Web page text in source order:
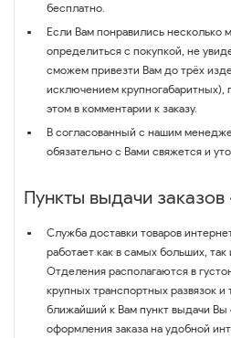
бесплатно.
Если Вам понравились
определиться с покупкой, не
сможем привезти Вам до трёх
исключением крупногабаритных),
этом в комментарии к заказу.
В согласованный с нашим
обязательно с Вами свяжется и
Пункты выдачи
Служба доставки товаров
работает как в самых больших,
Отделения располагаются в
крупных транспортных развязок
ближайший к Вам пункт выдачи
оформления заказа на удобной